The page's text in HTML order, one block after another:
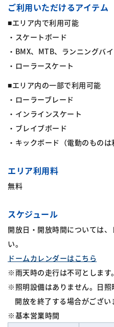
ご利用いただけるアイテム
■エリア内で利用可能
・スケートボード
・BMX、MTB、ランニングバ
・ローラースケート
■エリア内の一部で利用可能
・ローラーブレード
・インラインスケート
・ブレイブボード
・キックボード（電動のものは
エリア利用料
無料
スケジュール
開放日・開放時間については
い。
ドームカレンダーはこちら
※雨天時の走行は不可とします。
※照明設備はありません。日照
開放を終了する場合がござい
※基本営業時間